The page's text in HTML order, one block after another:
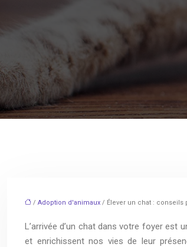
/ Adoption d'animaux / Élever un chat : conseils
L’arrivée d’un chat dans votre foyer
et enrichissent nos vies de leur